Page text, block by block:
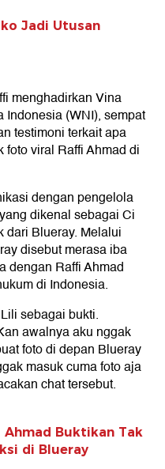
Jadi Utusan
menghadirkan Vina
Indonesia (WNI), sempat
testimoni terkait apa
viral Raffi Ahmad di
dengan pengelola
dikenal sebagai Ci
dari Blueray. Melalui
disebut merasa iba
dengan Raffi Ahmad
di Indonesia.
sebagai bukti.
awalnya aku nggak
foto di depan Blueray
masuk cuma foto aja
chat tersebut.
Ahmad Buktikan Tak
di Blueray